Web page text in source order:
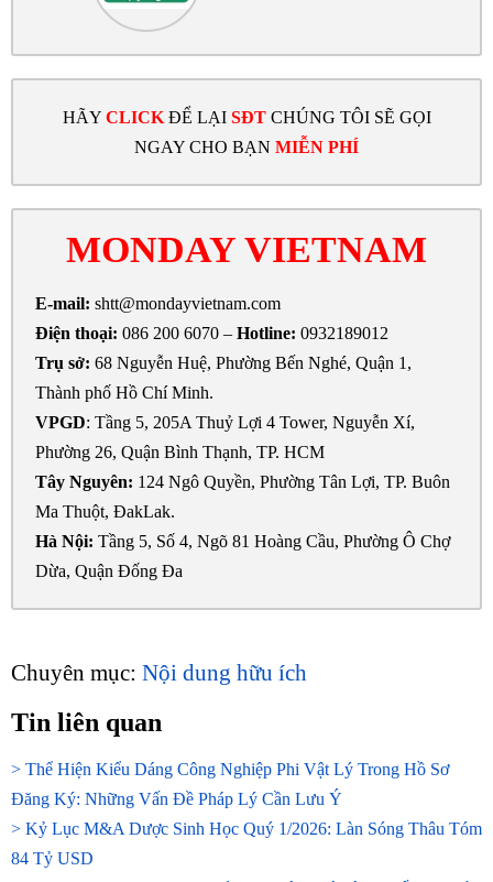
HÃY CLICKĐỂ LẠI SĐTCHÚNG TÔI SẼ GỌI
NGAY CHO BẠN MIỄN PHÍ
MONDAY VIETNAM
E-mail: shtt@mondayvietnam.com
Điện thoại: 086 200 6070 – Hotline: 0932189012
Trụ sở: 68 Nguyễn Huệ, Phường Bến Nghé, Quận 1,
Thành phố Hồ Chí Minh.
VPGD: Tầng 5, 205A Thuỷ Lợi 4 Tower, Nguyễn Xí,
Phường 26, Quận Bình Thạnh, TP. HCM
Tây Nguyên: 124 Ngô Quyền, Phường Tân Lợi, TP. Buôn
Ma Thuột, ĐakLak.
Hà Nội: Tầng 5, Số 4, Ngõ 81 Hoàng Cầu, Phường Ô Chợ
Dừa, Quận Đống Đa
Chuyên mục: Nội dung hữu ích
Tin liên quan
> Thể Hiện Kiểu Dáng Công Nghiệp Phi Vật Lý Trong Hồ Sơ
Đăng Ký: Những Vấn Đề Pháp Lý Cần Lưu Ý
> Kỷ Lục M&A Dược Sinh Học Quý 1/2026: Làn Sóng Thâu Tóm
84 Tỷ USD